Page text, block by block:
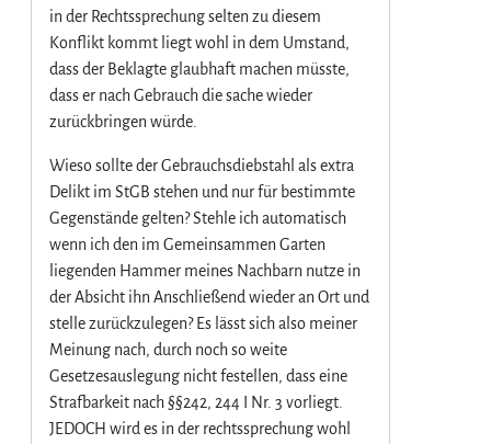
in der Rechtssprechung selten zu diesem
Konflikt kommt liegt wohl in dem Umstand,
dass der Beklagte glaubhaft machen müsste,
dass er nach Gebrauch die sache wieder
zurückbringen würde.
Wieso sollte der Gebrauchsdiebstahl als extra
Delikt im StGB stehen und nur für bestimmte
Gegenstände gelten? Stehle ich automatisch
wenn ich den im Gemeinsammen Garten
liegenden Hammer meines Nachbarn nutze in
der Absicht ihn Anschließend wieder an Ort und
stelle zurückzulegen? Es lässt sich also meiner
Meinung nach, durch noch so weite
Gesetzesauslegung nicht festellen, dass eine
Strafbarkeit nach §§242, 244 I Nr. 3 vorliegt.
JEDOCH wird es in der rechtssprechung wohl